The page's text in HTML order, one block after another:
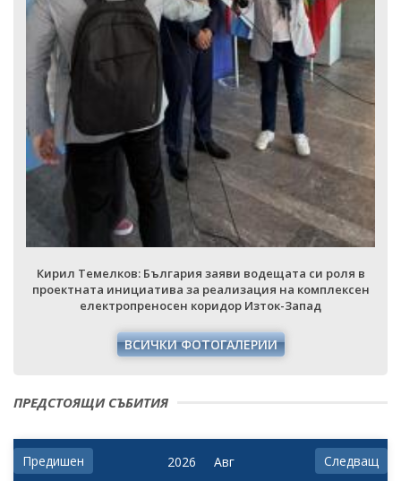
Кирил Темелков: България заяви водещата си роля в
проектната инициатива за реализация на комплексен
електропреносен коридор Изток-Запад
ВСИЧКИ ФОТОГАЛЕРИИ
ПРЕДСТОЯЩИ СЪБИТИЯ
Предишен Следващ